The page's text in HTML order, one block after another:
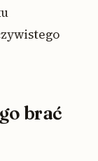
brać